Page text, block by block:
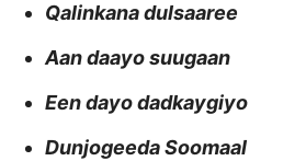
Qalinkana dulsaaree
Aan daayo suugaan
Een dayo dadkaygiyo
Dunjogeeda Soomaal